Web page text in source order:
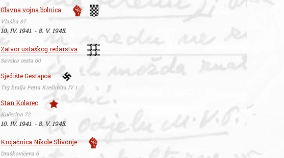
Glavna vojna bolnica
Vlaška 87
10. IV. 1941. - 8. V. 1945.
Zatvor ustaškog redarstva
Savska cesta 60
Sjedište Gestapoa
Trg kralja Petra Krešimira IV 1
Stan Kolarec
Kučerina 72
10. IV. 1941. - 8. V. 1945.
Krojačnica Nikole Slivonje
Draškovićeva 6